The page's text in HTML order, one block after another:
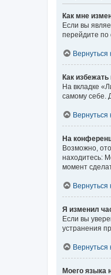
Как мне
Если вы
перейдите по
Вернуться
Как
На вкладке
самому себе.
Вернуться
На
Возможно,
находитесь:
момент
Вернуться
Я изменил
Если вы
устранения
Вернуться
Моего языка